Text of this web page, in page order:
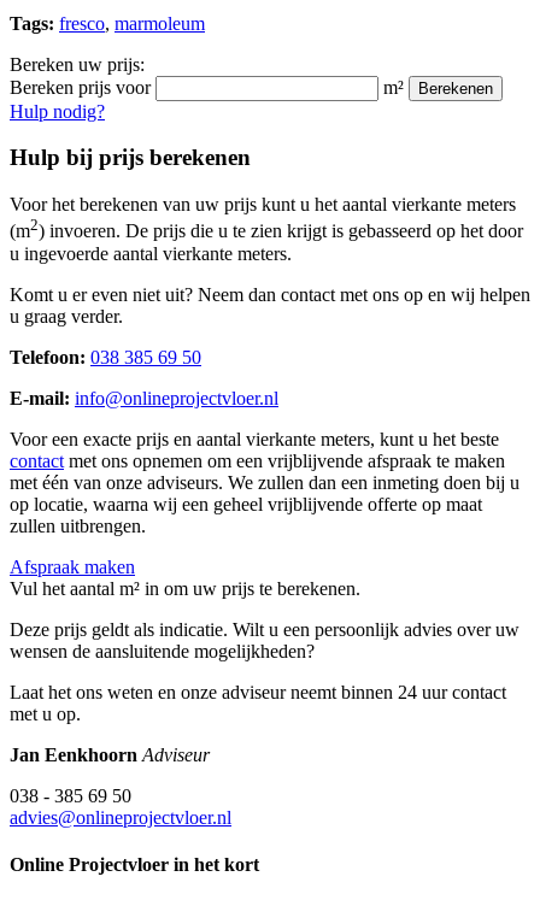
Tags: fresco, marmoleum
Bereken uw prijs:
Bereken prijs voor
m² Berekenen
Hulp nodig?
Hulp bij prijs berekenen
Voor het berekenen van uw prijs kunt u het aantal vierkante meters
(m2) invoeren. De prijs die u te zien krijgt is gebasseerd op het door
u ingevoerde aantal vierkante meters.
Komt u er even niet uit? Neem dan contact met ons op en wij helpen
u graag verder.
Telefoon: 038 385 69 50
E-mail: info@onlineprojectvloer.nl
Voor een exacte prijs en aantal vierkante meters, kunt u het beste
contact met ons opnemen om een vrijblijvende afspraak te maken
met één van onze adviseurs. We zullen dan een inmeting doen bij u
op locatie, waarna wij een geheel vrijblijvende offerte op maat
zullen uitbrengen.
Afspraak maken
Vul het aantal m² in om uw prijs te berekenen.
Deze prijs geldt als indicatie. Wilt u een persoonlijk advies over uw
wensen de aansluitende mogelijkheden?
Laat het ons weten en onze adviseur neemt binnen 24 uur contact
met u op.
Jan Eenkhoorn Adviseur
038 - 385 69 50
advies@onlineprojectvloer.nl
Online Projectvloer in het kort